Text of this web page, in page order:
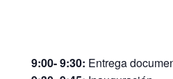
9:00- 9:30: Entrega